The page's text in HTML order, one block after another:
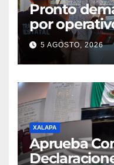
Pronto
por
5 AGOSTO, 2026
XALAPA
Aprueba